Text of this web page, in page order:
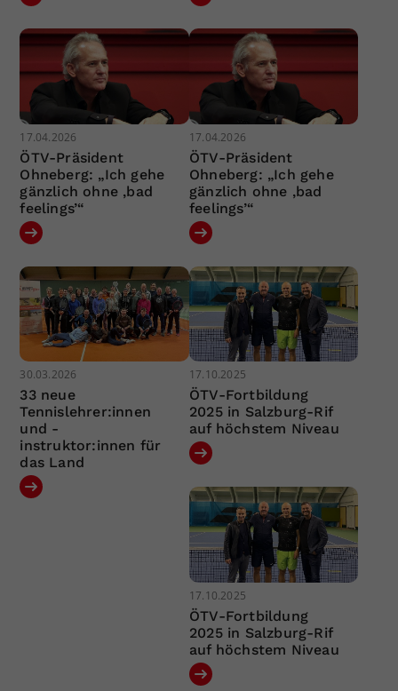
17.04.2026
ÖTV-Präsident
Ohneberg: „Ich gehe
gänzlich ohne ‚bad
feelings’“
17.04.2026
ÖTV-Präsident
Ohneberg: „Ich gehe
gänzlich ohne ‚bad
feelings’“
30.03.2026
33 neue
Tennislehrer:innen
und -
instruktor:innen für
das Land
17.10.2025
ÖTV-Fortbildung
2025 in Salzburg-Rif
auf höchstem Niveau
17.10.2025
ÖTV-Fortbildung
2025 in Salzburg-Rif
auf höchstem Niveau